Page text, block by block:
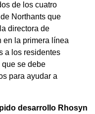
de los cuatro
Northants que
directora de
en la primera línea
a los residentes
se debe
para ayudar a
desarrollo Rhosyn